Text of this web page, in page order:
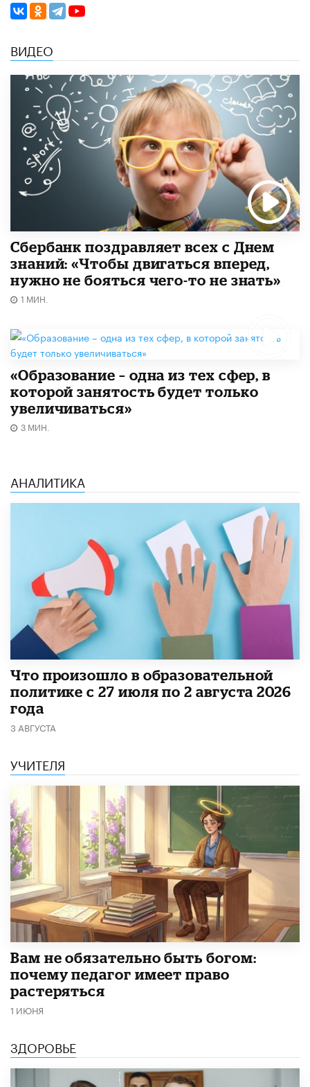
ВИДЕО
Сбербанк поздравляет всех с Днем
знаний: «Чтобы двигаться вперед,
нужно не бояться чего-то не знать»
1 МИН.
«Образование – одна из тех сфер, в
которой занятость будет только
увеличиваться»
3 МИН.
АНАЛИТИКА
​Что произошло в образовательной
политике с 27 июля по 2 августа 2026
года
3 АВГУСТА
УЧИТЕЛЯ
​Вам не обязательно быть богом:
почему педагог имеет право
растеряться
1 ИЮНЯ
ЗДОРОВЬЕ